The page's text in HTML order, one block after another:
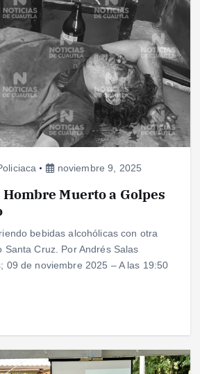
noviembre 9, 2025
Muerto a Golpes
bebidas alcohólicas con otra
Santa Cruz. Por Andrés Salas
09 de noviembre 2025 – A las 19:50